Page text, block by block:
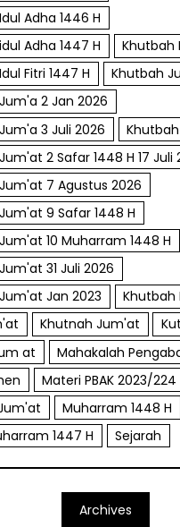
Adha 1446 H
Adha 1447 H
Khutbah
Fitri 1447 H
Khutbah
2 Jan 2026
3 Juli 2026
2 Safar 1448 H 17 Juli
7 Agustus 2026
9 Safar 1448 H
10 Muharram 1448 H
31 Juli 2026
Jan 2023
Khutbah
Khutnah Jum'at
at
Mahakalah
Materi PBAK 2023/224
Muharram 1448 H
1447 H
Sejarah
Archives